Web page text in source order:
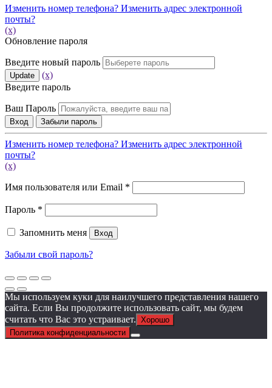
Изменить номер телефона? Изменить адрес электронной
почты?
(x)
Обновление пароля
Введите новый пароль
Update
(x)
Введите пароль
Ваш Пароль
Вход Забыли пароль
Изменить номер телефона? Изменить адрес электронной
почты?
(x)
Имя пользователя или Email *
Пароль *
Запомнить меня Вход
Забыли свой пароль?
Мы используем куки для наилучшего представления нашего
сайта. Если Вы продолжите использовать сайт, мы будем
считать что Вас это устраивает. Хорошо
Политика конфиденциальности